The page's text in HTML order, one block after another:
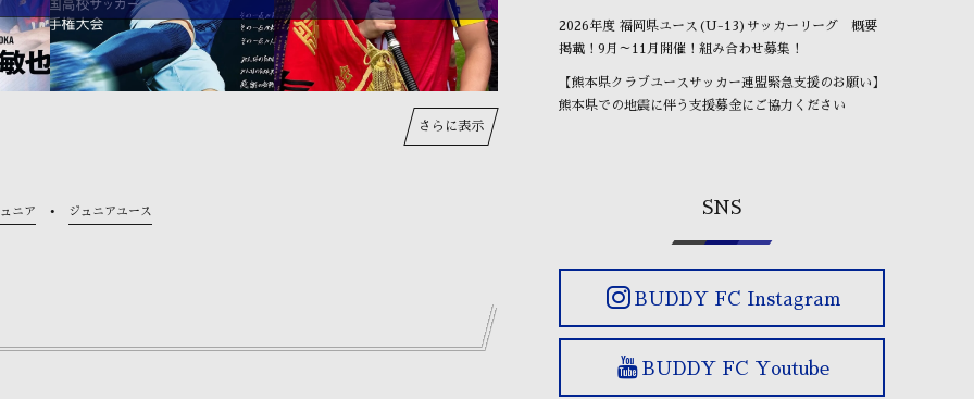
さらに表示
ニア ジュニアユース
2026年度 福岡県ユース(U-13)サッカーリーグ 概要
掲載！9月～11月開催！組み合わせ募集！
【熊本県クラブユースサッカー連盟緊急支援のお願い】
熊本県での地震に伴う支援募金にご協力ください
SNS
BUDDY FC Instagram
BUDDY FC Youtube